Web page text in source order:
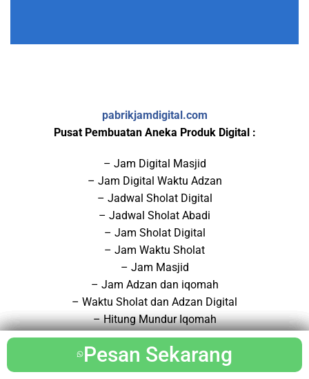
Pesan Sekarang
pabrikjamdigital.com
Pusat Pembuatan Aneka Produk Digital :
– Jam Digital Masjid
– Jam Digital Waktu Adzan
– Jadwal Sholat Digital
– Jadwal Sholat Abadi
– Jam Sholat Digital
– Jam Waktu Sholat
– Jam Masjid
– Jam Adzan dan iqomah
– Waktu Sholat dan Adzan Digital
– Hitung Mundur Iqomah
– Running Teks (Tulisan Berjalan)
– Papan Informasi Digital
Pesan Sekarang
Pesan Sekarang
Pesan Sekarang
Pesan Sekarang
Pesan Sekarang